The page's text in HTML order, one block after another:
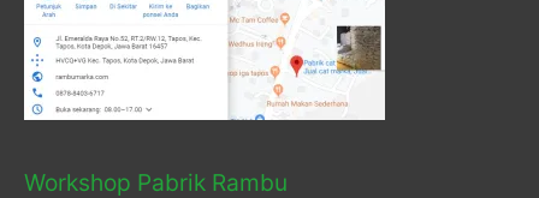
Workshop Pabrik Rambu